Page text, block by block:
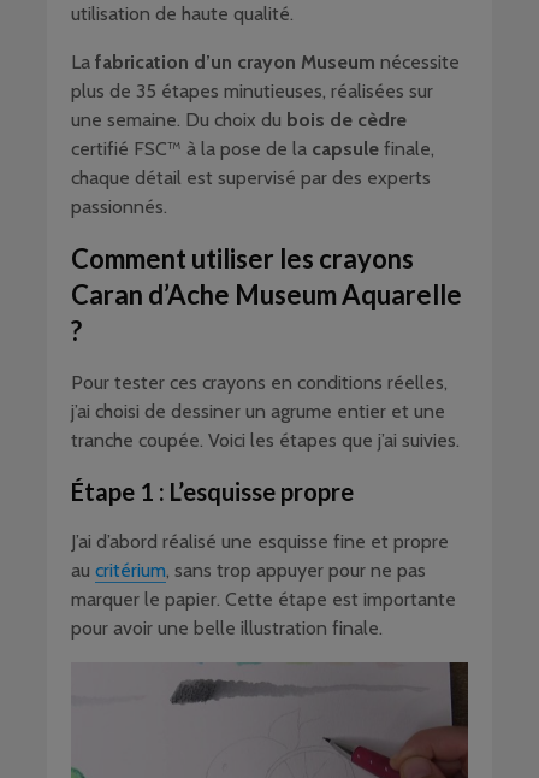
utilisation de haute qualité.
La fabrication d’un crayon Museum nécessite
plus de 35 étapes minutieuses, réalisées sur
une semaine. Du choix du bois de cèdre
certifié FSC™ à la pose de la capsule finale,
chaque détail est supervisé par des experts
passionnés.
Comment utiliser les crayons
Caran d’Ache Museum Aquarelle
?
Pour tester ces crayons en conditions réelles,
j’ai choisi de dessiner un agrume entier et une
tranche coupée. Voici les étapes que j’ai suivies.
Étape 1 : L’esquisse propre
J’ai d’abord réalisé une esquisse fine et propre
au critérium , sans trop appuyer pour ne pas
marquer le papier. Cette étape est importante
pour avoir une belle illustration finale.